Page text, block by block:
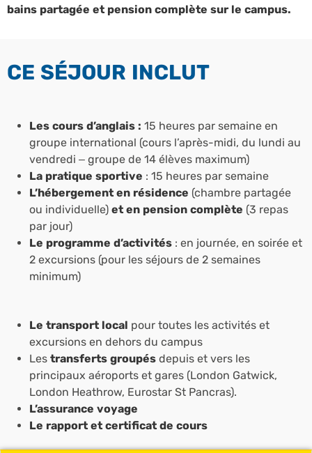
bains partagée et pension complète sur le campus.
CE SÉJOUR INCLUT
Les cours d’anglais : 15 heures par semaine en
groupe international (cours l’après-midi, du lundi au
vendredi – groupe de 14 élèves maximum)
La pratique sportive : 15 heures par semaine
L’hébergement en résidence (chambre partagée
ou individuelle) et en pension complète (3 repas
par jour)
Le programme d’activités : en journée, en soirée et
2 excursions (pour les séjours de 2 semaines
minimum)
Le transport local pour toutes les activités et
excursions en dehors du campus
Les transferts groupés depuis et vers les
principaux aéroports et gares (London Gatwick,
London Heathrow, Eurostar St Pancras).
L’assurance voyage
Le rapport et certificat de cours